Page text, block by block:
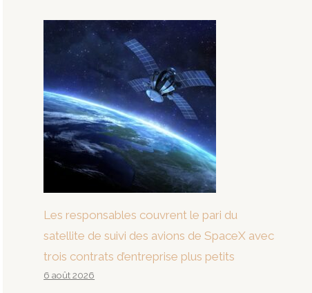
Les responsables couvrent le pari du
satellite de suivi des avions de SpaceX avec
trois contrats d’entreprise plus petits
6 août 2026